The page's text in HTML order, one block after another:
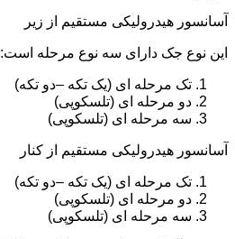
آسانسور هیدرولیکی مستقیم از زیر
این نوع جک دارای سه نوع مرحله است:
تک مرحله ای (یک تکه –دو تکه)
دو مرحله ای (تلسکوپی)
سه مرحله ای (تلسکوپی)
آسانسور هیدرولیکی مستقیم از کنار
تک مرحله ای (یک تکه –دو تکه)
دو مرحله ای (تلسکوپی)
سه مرحله ای (تلسکوپی)